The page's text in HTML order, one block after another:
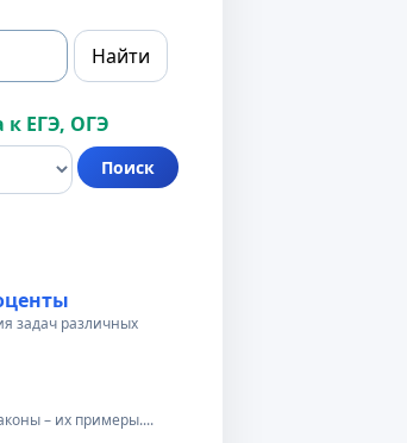
к ЕГЭ, ОГЭ
задач различных
– их примеры....